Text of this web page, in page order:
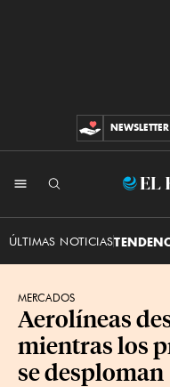
CONTRIBUCIONES
NEWSLETTER
ÚLTIMAS NOTICIAS
MERCADOS
Aerolíneas
mientras los
se desploman